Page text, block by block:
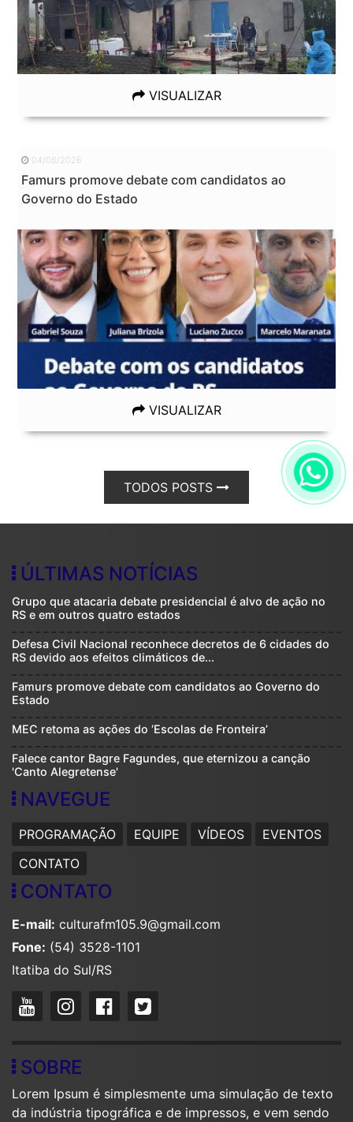
VISUALIZAR
04/08/2026
Famurs promove debate com candidatos ao
Governo do Estado
VISUALIZAR
TODOS POSTS
ÚLTIMAS NOTÍCIAS
Grupo que atacaria debate presidencial é alvo de ação no
RS e em outros quatro estados
Defesa Civil Nacional reconhece decretos de 6 cidades do
RS devido aos efeitos climáticos de...
Famurs promove debate com candidatos ao Governo do
Estado
MEC retoma as ações do ‘Escolas de Fronteira’
Falece cantor Bagre Fagundes, que eternizou a canção
'Canto Alegretense'
NAVEGUE
PROGRAMAÇÃO EQUIPE VÍDEOS
EVENTOS
CONTATO
CONTATO
E-mail: culturafm105.9@gmail.com
Fone: (54) 3528-1101
Itatiba do Sul/RS
SOBRE
Lorem Ipsum é simplesmente uma simulação de texto
da indústria tipográfica e de impressos, e vem sendo